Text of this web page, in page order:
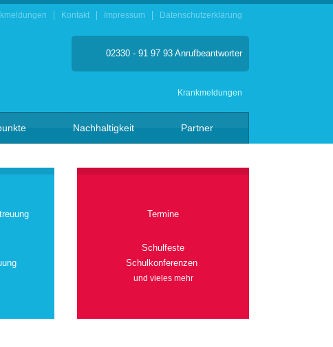
Kontakt Impressum Datenschutzerklärung
02330 - 91 97 93 Anrufbeantworter
Krankmeldungen
Nachhaltigkeit Partner
Termine
Schulfeste
Schulkonferenzen
und vieles mehr